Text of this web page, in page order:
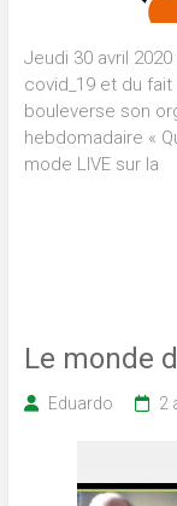
Jeudi 30 avril
covid_19 et du
bouleverse son
hebdomadaire «
mode LIVE sur la
Le monde
Eduardo 2